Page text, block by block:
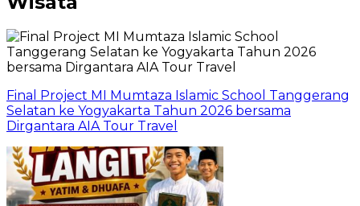
Final Project MI Mumtaza Islamic School Tanggerang
Selatan ke Yogyakarta Tahun 2026 bersama
Dirgantara AIA Tour Travel